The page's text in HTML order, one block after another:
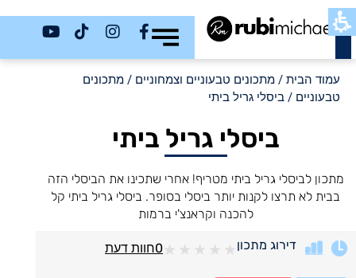
כשר
עמוד הבית / מתכונים טבעוניים וצמחוניים / מתכונים
טבעוניים / ביסלי גריל ביתי
ביסלי גריל ביתי
מתכון לביסלי גריל ביתי מטריף! אחרי שתכינו את הביסלי הזה
בבית לא תרצו לקנות יותר ביסלי בסופר. ביסלי גריל ביתי קל
להכנה וקראנצ'י ברמות
דירוג מתכון ★
★
★
★
★
0חוות דעת